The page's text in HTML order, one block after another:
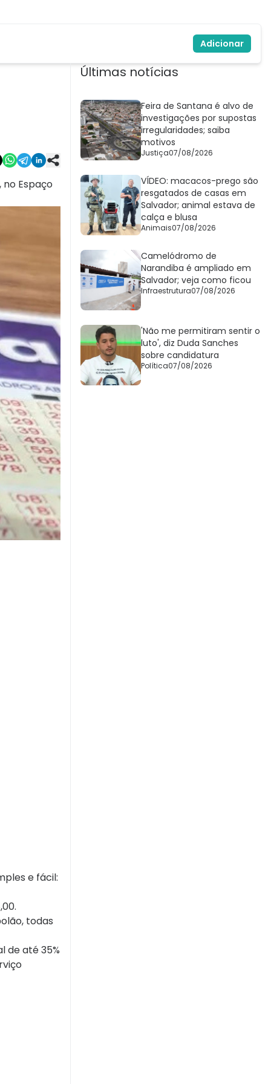
Adicionar
Espaço
e fácil:
todas
de até 35%
Últimas notícias
Feira de Santana é alvo de
investigações por supostas
irregularidades; saiba
motivos
Justiça07/08/2026
VÍDEO: macacos-prego são
resgatados de casas em
Salvador; animal estava de
calça e blusa
Animais07/08/2026
Camelódromo de
Narandiba é ampliado em
Salvador; veja como ficou
Infraestrutura07/08/2026
'Não me permitiram sentir o
luto', diz Duda Sanches
sobre candidatura
Política07/08/2026